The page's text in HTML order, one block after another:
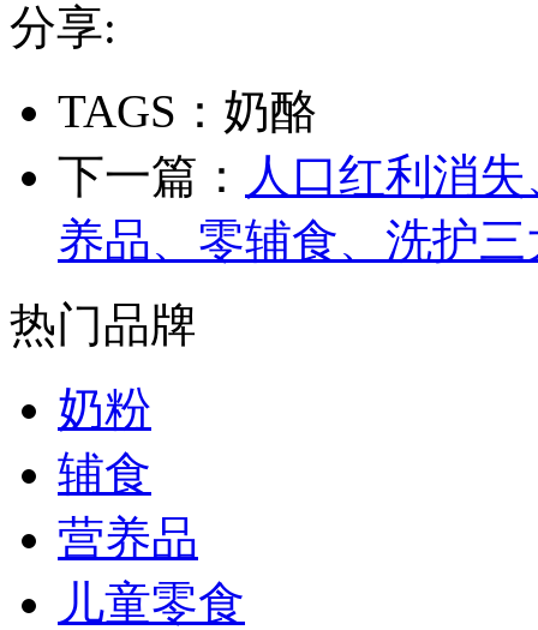
分享:
TAGS：奶酪
下一篇： 人口红利消
养品、零辅食、洗护
热门品牌
奶粉
辅食
营养品
儿童零食